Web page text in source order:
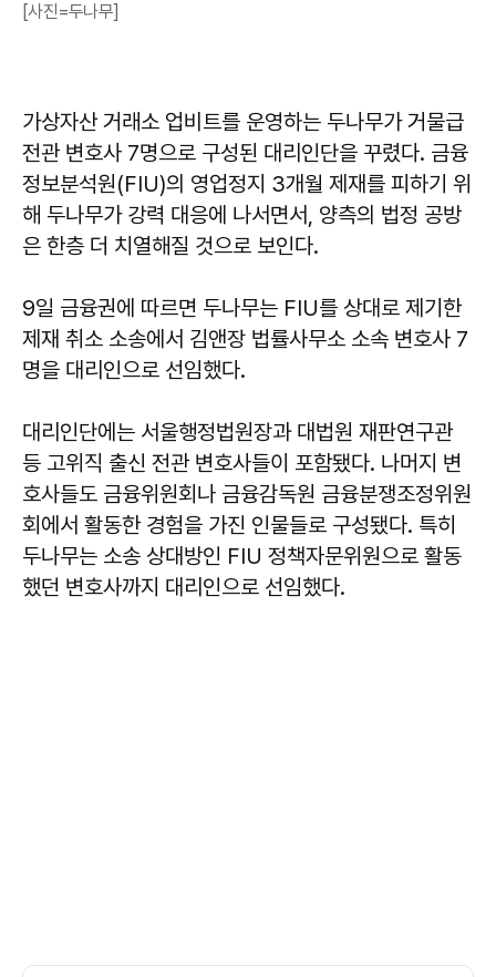
[사진=두나무]
가상자산 거래소 업비트를 운영하는 두나무가 거물급
전관 변호사 7명으로 구성된 대리인단을 꾸렸다. 금융
정보분석원(FIU)의 영업정지 3개월 제재를 피하기 위
해 두나무가 강력 대응에 나서면서, 양측의 법정 공방
은 한층 더 치열해질 것으로 보인다.
9일 금융권에 따르면 두나무는 FIU를 상대로 제기한
제재 취소 소송에서 김앤장 법률사무소 소속 변호사 7
명을 대리인으로 선임했다.
대리인단에는 서울행정법원장과 대법원 재판연구관
등 고위직 출신 전관 변호사들이 포함됐다. 나머지 변
호사들도 금융위원회나 금융감독원 금융분쟁조정위원
회에서 활동한 경험을 가진 인물들로 구성됐다. 특히
두나무는 소송 상대방인 FIU 정책자문위원으로 활동
했던 변호사까지 대리인으로 선임했다.